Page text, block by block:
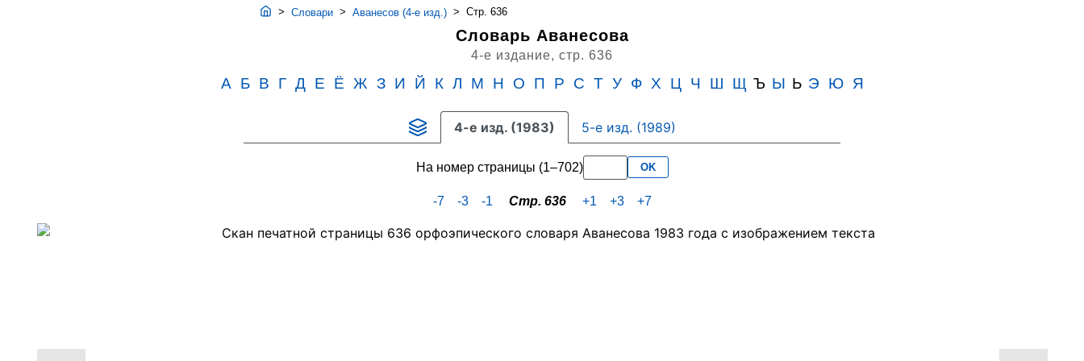
> Словари > Аванесов (4-е изд.) > Стр. 636
Словарь Аванесова
4-е издание, стр. 636
А Б В Г Д Е Ё Ж З И Й К Л М Н О П Р С Т У Ф Х Ц Ч Ш Щ Ъ Ы Ь Э Ю Я
4-е изд. (1983) 5-е изд. (1989)
На номер страницы (1–702) OK
-7 -3 -1 Стр. 636 +1 +3 +7
Скан